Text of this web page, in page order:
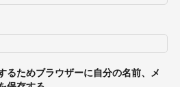
るためブラウザーに自分の名前、メ